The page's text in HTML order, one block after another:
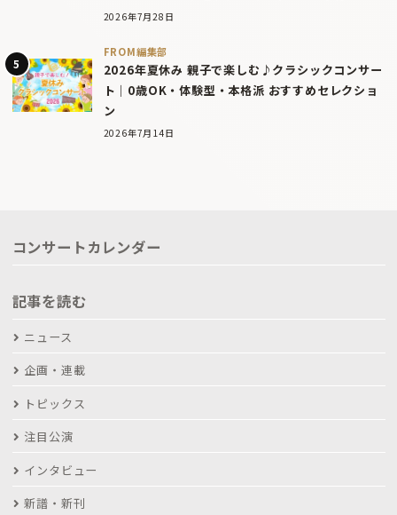
2026年7月28日
FROM編集部
2026年夏休み 親子で楽しむ♪クラシックコンサー
ト｜0歳OK・体験型・本格派 おすすめセレクショ
ン
2026年7月14日
コンサートカレンダー
記事を読む
ニュース
企画・連載
トピックス
注目公演
インタビュー
新譜・新刊